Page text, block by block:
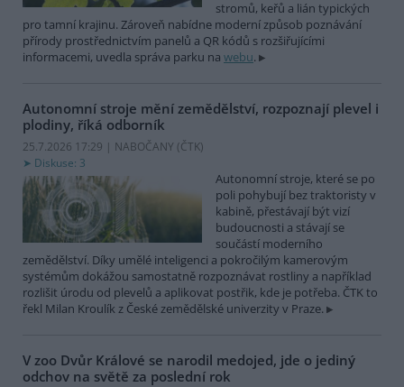
stromů, keřů a lián typických
pro tamní krajinu. Zároveň nabídne moderní způsob poznávání
přírody prostřednictvím panelů a QR kódů s rozšiřujícími
informacemi, uvedla správa parku na webu.
Autonomní stroje mění zemědělství, rozpoznají plevel i
plodiny, říká odborník
25.7.2026 17:29 | NABOČANY (ČTK)
Diskuse: 3
Autonomní stroje, které se po
poli pohybují bez traktoristy v
kabině, přestávají být vizí
budoucnosti a stávají se
součástí moderního
zemědělství. Díky umělé inteligenci a pokročilým kamerovým
systémům dokážou samostatně rozpoznávat rostliny a například
rozlišit úrodu od plevelů a aplikovat postřik, kde je potřeba. ČTK to
řekl Milan Kroulík z České zemědělské univerzity v Praze.
V zoo Dvůr Králové se narodil medojed, jde o jediný
odchov na světě za poslední rok